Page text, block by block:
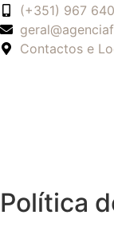
(+351) 967
Contactos e
Política